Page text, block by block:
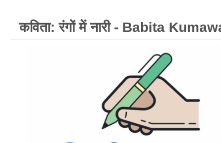
कविता: रंगों में नारी - Babita